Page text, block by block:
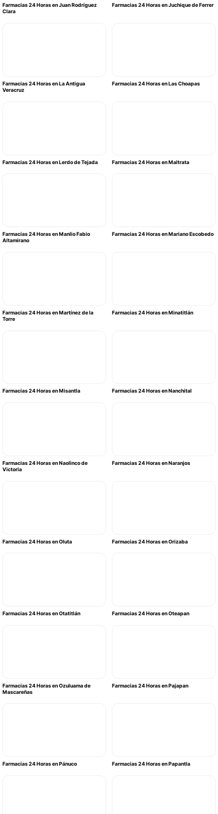
Farmacias 24 Horas en Juan Rodríguez
Clara
Farmacias 24 Horas en Juchique de Ferrer
Farmacias 24 Horas en La Antigua
Veracruz
Farmacias 24 Horas en Las Choapas
Farmacias 24 Horas en Lerdo de Tejada Farmacias 24 Horas en Maltrata
Farmacias 24 Horas en Manlio Fabio
Altamirano
Farmacias 24 Horas en Mariano Escobedo
Farmacias 24 Horas en Martínez de la
Torre
Farmacias 24 Horas en Minatitlán
Farmacias 24 Horas en Misantla Farmacias 24 Horas en Nanchital
Farmacias 24 Horas en Naolinco de
Victoria
Farmacias 24 Horas en Naranjos
Farmacias 24 Horas en Oluta Farmacias 24 Horas en Orizaba
Farmacias 24 Horas en Otatitlán Farmacias 24 Horas en Oteapan
Farmacias 24 Horas en Ozuluama de
Mascareñas
Farmacias 24 Horas en Pajapan
Farmacias 24 Horas en Pánuco Farmacias 24 Horas en Papantla